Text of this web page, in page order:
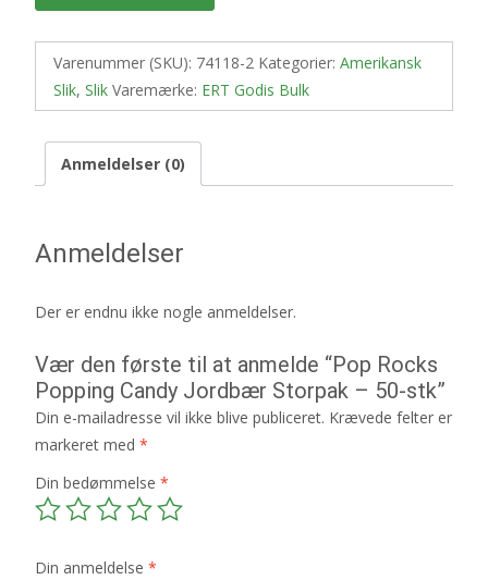
Varenummer (SKU): 74118-2 Kategorier: Amerikansk
Slik, Slik Varemærke: ERT Godis Bulk
Anmeldelser (0)
Anmeldelser
Der er endnu ikke nogle anmeldelser.
Vær den første til at anmelde “Pop Rocks
Popping Candy Jordbær Storpak – 50-stk”
Din e-mailadresse vil ikke blive publiceret. Krævede felter er
markeret med *
Din bedømmelse *
Din anmeldelse *